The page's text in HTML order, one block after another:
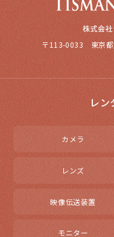
〒113-0033 東京都
レン
カメラ
レンズ
映像伝送装置
モニター